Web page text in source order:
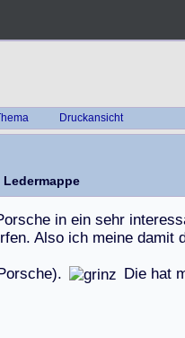
Druckansicht
Ledermappe
orsche in ein sehr interess
rfen. Also ich meine damit
orsche). Die hat